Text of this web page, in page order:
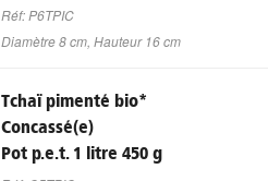
Réf: P6TPIC
Diamètre 8 cm, Hauteur 16 cm
Tchaï pimenté bio*
Concassé(e)
Pot p.e.t. 1 litre 450 g